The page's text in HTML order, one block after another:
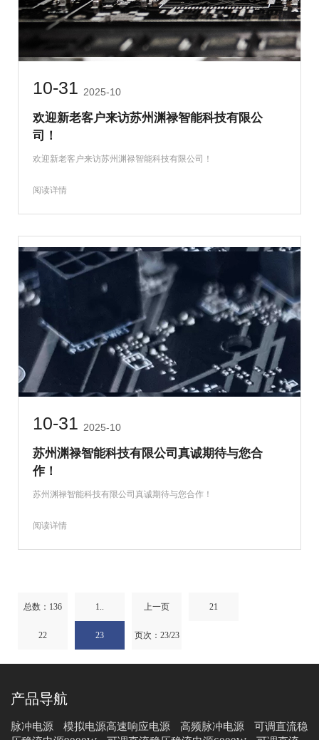
10-31 2025-10
欢迎新老客户来访苏州渊禄智能科技有限公
司！
欢迎新老客户来访苏州渊禄智能科技有限公司！
阅读详情
10-31 2025-10
苏州渊禄智能科技有限公司真诚期待与您合
作！
苏州渊禄智能科技有限公司真诚期待与您合作！
阅读详情
总数：136 1.. 上一页 21
22 23 页次：23/23
产品导航
脉冲电源 模拟电源高速响应电源 高频脉冲电源
可调直流稳